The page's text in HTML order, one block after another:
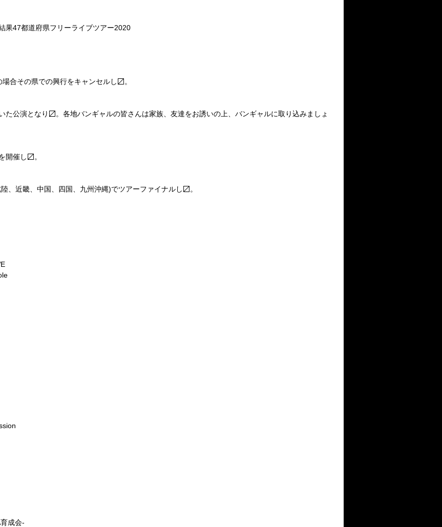
果47都道府県フリーライブツアー2020
場合その県での興行をキャンセルし 〼 。
た公演となり 〼 。各地バンギャルの皆さんは家族、友達をお誘いの上、バンギャルに取り込みましょ
開催し 〼 。
、近畿、中国、四国、九州沖縄)でツアーファイナルし 〼 。
成会-